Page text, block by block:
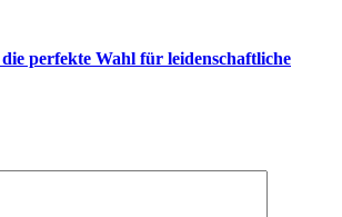
perfekte Wahl für leidenschaftliche